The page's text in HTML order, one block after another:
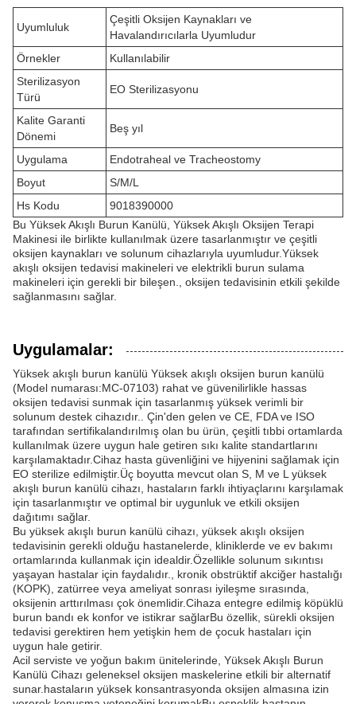
Uyumluluk
Çeşitli Oksijen Kaynakları ve
Havalandırıcılarla Uyumludur
Örnekler
Kullanılabilir
Sterilizasyon
Türü
EO Sterilizasyonu
Kalite Garanti
Dönemi
Beş yıl
Uygulama
Endotraheal ve Tracheostomy
Boyut
S/M/L
Hs Kodu
9018390000
Bu Yüksek Akışlı Burun Kanülü, Yüksek Akışlı Oksijen Terapi
Makinesi ile birlikte kullanılmak üzere tasarlanmıştır ve çeşitli
oksijen kaynakları ve solunum cihazlarıyla uyumludur.Yüksek
akışlı oksijen tedavisi makineleri ve elektrikli burun sulama
makineleri için gerekli bir bileşen., oksijen tedavisinin etkili şekilde
sağlanmasını sağlar.
Uygulamalar:
Yüksek akışlı burun kanülü Yüksek akışlı oksijen burun kanülü
(Model numarası:MC-07103) rahat ve güvenilirlikle hassas
oksijen tedavisi sunmak için tasarlanmış yüksek verimli bir
solunum destek cihazıdır.. Çin'den gelen ve CE, FDA ve ISO
tarafından sertifikalandırılmış olan bu ürün, çeşitli tıbbi ortamlarda
kullanılmak üzere uygun hale getiren sıkı kalite standartlarını
karşılamaktadır.Cihaz hasta güvenliğini ve hijyenini sağlamak için
EO sterilize edilmiştir.Üç boyutta mevcut olan S, M ve L yüksek
akışlı burun kanülü cihazı, hastaların farklı ihtiyaçlarını karşılamak
için tasarlanmıştır ve optimal bir uygunluk ve etkili oksijen
dağıtımı sağlar.
Bu yüksek akışlı burun kanülü cihazı, yüksek akışlı oksijen
tedavisinin gerekli olduğu hastanelerde, kliniklerde ve ev bakımı
ortamlarında kullanmak için idealdir.Özellikle solunum sıkıntısı
yaşayan hastalar için faydalıdır., kronik obstrüktif akciğer hastalığı
(KOPK), zatürree veya ameliyat sonrası iyileşme sırasında,
oksijenin arttırılması çok önemlidir.Cihaza entegre edilmiş köpüklü
burun bandı ek konfor ve istikrar sağlarBu özellik, sürekli oksijen
tedavisi gerektiren hem yetişkin hem de çocuk hastaları için
uygun hale getirir.
Acil serviste ve yoğun bakım ünitelerinde, Yüksek Akışlı Burun
Kanülü Cihazı geleneksel oksijen maskelerine etkili bir alternatif
sunar.hastaların yüksek konsantrasyonda oksijen almasına izin